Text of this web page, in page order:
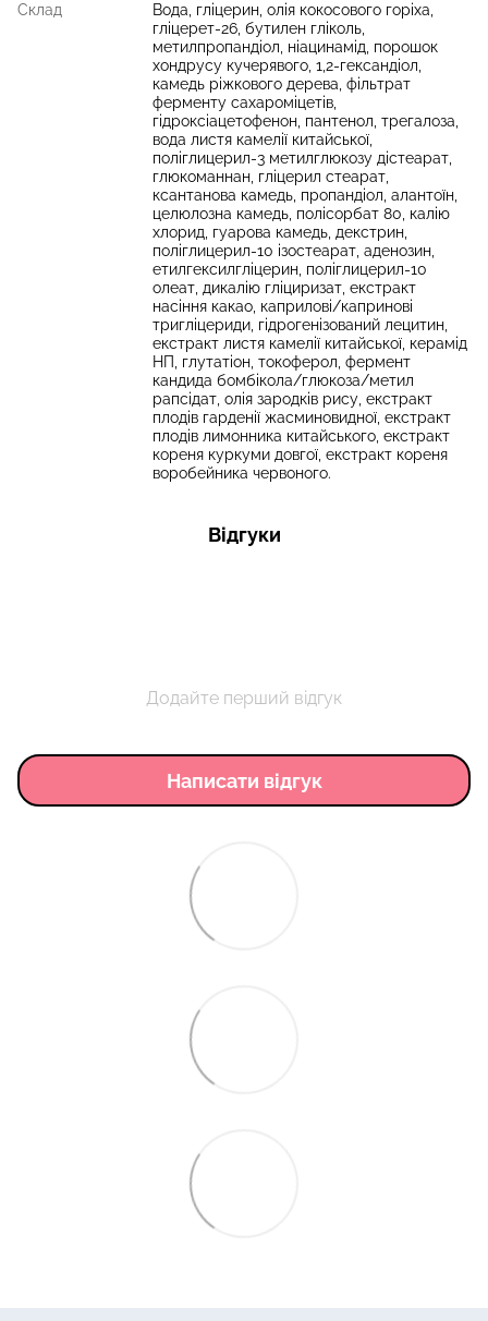
Склад
Вода, гліцерин, олія кокосового горіха,
гліцерет-26, бутилен гліколь,
метилпропандіол, ніацинамід, порошок
хондрусу кучерявого, 1,2-гександіол,
камедь ріжкового дерева, фільтрат
ферменту сахароміцетів,
гідроксіацетофенон, пантенол, трегалоза,
вода листя камелії китайської,
поліглицерил-3 метилглюкозу дістеарат,
глюкоманнан, гліцерил стеарат,
ксантанова камедь, пропандіол, алантоїн,
целюлозна камедь, полісорбат 80, калію
хлорид, гуарова камедь, декстрин,
поліглицерил-10 ізостеарат, аденозин,
етилгексилгліцерин, поліглицерил-10
олеат, дикалію гліциризат, екстракт
насіння какао, каприлові/капринові
тригліцериди, гідрогенізований лецитин,
екстракт листя камелії китайської, керамід
НП, глутатіон, токоферол, фермент
кандида бомбікола/глюкоза/метил
рапсідат, олія зародків рису, екстракт
плодів гарденії жасминовидної, екстракт
плодів лимонника китайського, екстракт
кореня куркуми довгої, екстракт кореня
воробейника червоного.
Відгуки
Додайте перший відгук
Написати відгук